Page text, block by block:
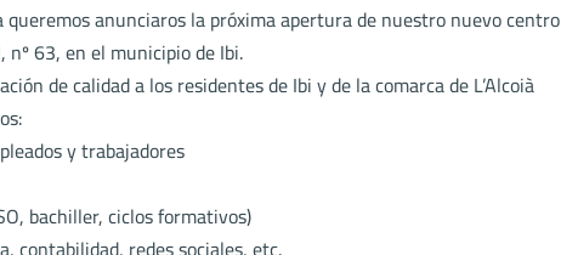
anunciaros la próxima apertura de nuestro nuevo centro
63, en el municipio de Ibi.
de calidad a los residentes de Ibi y de la comarca de L’Alcoià
y trabajadores
bachiller, ciclos formativos)